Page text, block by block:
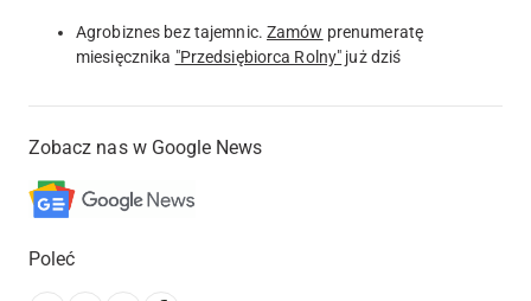
Agrobiznes bez tajemnic. Zamów prenumeratę
miesięcznika "Przedsiębiorca Rolny" już dziś
Zobacz nas w Google News
Poleć